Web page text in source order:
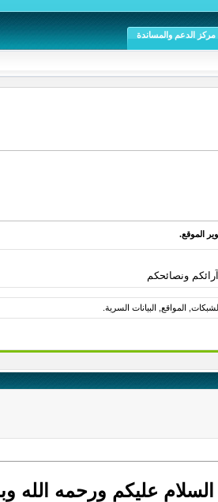
مركز الدعم والمساندة
الموقع.
ونصائحكم
المواقع, البيانات السرية.
السلام عليكم ورحمه الله